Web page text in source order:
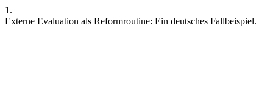
1.
Externe Evaluation als Reformroutine: Ein deutsches Fallbeispiel.